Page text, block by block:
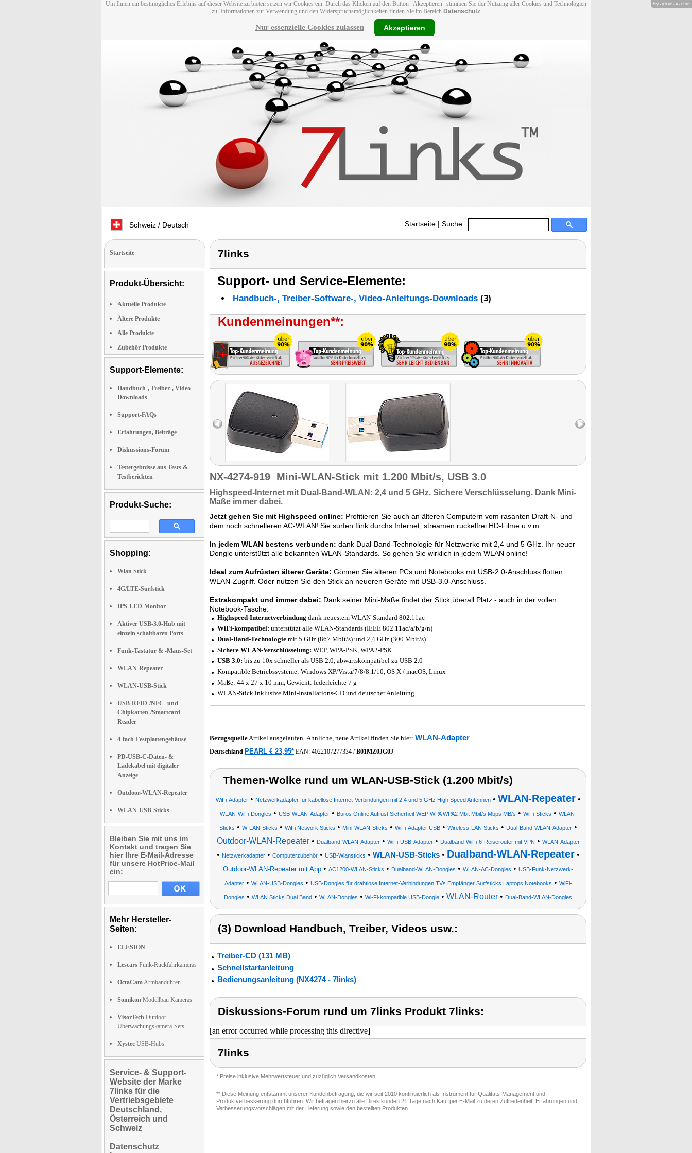
Um Ihnen ein bestmögliches Erlebnis auf dieser Website zu bieten setzen wir Cookies ein. Durch das Klicken auf den Button "Akzeptieren" stimmen Sie der Nutzung aller Cookies und Technologien
zu. Informationen zur Verwendung und den Widerspruchsmöglichkeiten finden Sie im Bereich Datenschutz
Nur essenzielle Cookies zulassen Akzeptieren
Schweiz / Deutsch Startseite | Suche:
Startseite
Produkt-Übersicht:
Aktuelle Produkte
Ältere Produkte
Alle Produkte
Zubehör Produkte
Support-Elemente:
Handbuch-, Treiber-, Video-
Downloads
Support-FAQs
Erfahrungen, Beiträge
Diskussions-Forum
Testergebnisse aus Tests &
Testberichten
Produkt-Suche:
Shopping:
Wlan Stick
4G/LTE-Surfstick
IPS-LED-Monitor
Aktiver USB-3.0-Hub mit
einzeln schaltbaren Ports
Funk-Tastatur & -Maus-Set
WLAN-Repeater
WLAN-USB-Stick
USB-RFID-/NFC- und
Chipkarten-/Smartcard-
Reader
4-fach-Festplattengehäuse
PD-USB-C-Daten- &
Ladekabel mit digitaler
Anzeige
Outdoor-WLAN-Repeater
WLAN-USB-Sticks
Bleiben Sie mit uns im
Kontakt und tragen Sie
hier Ihre E-Mail-Adresse
für unsere HotPrice-Mail
ein:
Mehr Hersteller-
Seiten:
ELESION
Lescars Funk-Rückfahrkameras
OctaCamArmbanduhren
Somikon Modellbau Kameras
VisorTech Outdoor-
Überwachungskamera-Sets
Xystec USB-Hubs
Service- & Support-
Website der Marke
7links für die
Vertriebsgebiete
Deutschland,
Österreich und
Schweiz
Datenschutz
7links
Support- und Service-Elemente:
Handbuch-, Treiber-Software-, Video-Anleitungs-Downloads (3)
Kundenmeinungen**:
NX-4274-919 Mini-WLAN-Stick mit 1.200 Mbit/s, USB 3.0
Highspeed-Internet mit Dual-Band-WLAN: 2,4 und 5 GHz. Sichere Verschlüsselung. Dank Mini-
Maße immer dabei.
Jetzt gehen Sie mit Highspeed online: Profitieren Sie auch an älteren Computern vom rasanten Draft-N- und
dem noch schnelleren AC-WLAN! Sie surfen flink durchs Internet, streamen ruckelfrei HD-Filme u.v.m.
In jedem WLAN bestens verbunden: dank Dual-Band-Technologie für Netzwerke mit 2,4 und 5 GHz. Ihr neuer
Dongle unterstützt alle bekannten WLAN-Standards. So gehen Sie wirklich in jedem WLAN online!
Ideal zum Aufrüsten älterer Geräte: Gönnen Sie älteren PCs und Notebooks mit USB-2.0-Anschluss flotten
WLAN-Zugriff. Oder nutzen Sie den Stick an neueren Geräte mit USB-3.0-Anschluss.
Extrakompakt und immer dabei: Dank seiner Mini-Maße findet der Stick überall Platz - auch in der vollen
Notebook-Tasche.
Highspeed-Internetverbindung dank neuestem WLAN-Standard 802.11ac
WiFi-kompatibel: unterstützt alle WLAN-Standards (IEEE 802.11ac/a/b/g/n)
Dual-Band-Technologie mit 5 GHz (867 Mbit/s) und 2,4 GHz (300 Mbit/s)
Sichere WLAN-Verschlüsselung: WEP, WPA-PSK, WPA2-PSK
USB 3.0: bis zu 10x schneller als USB 2.0, abwärtskompatibel zu USB 2.0
Kompatible Betriebssysteme: Windows XP/Vista/7/8/8.1/10, OS X / macOS, Linux
Maße: 44 x 27 x 10 mm, Gewicht: federleichte 7 g
WLAN-Stick inklusive Mini-Installations-CD und deutscher Anleitung
BezugsquelleArtikel ausgelaufen. Ähnliche, neue Artikel finden Sie hier: WLAN-Adapter
Deutschland PEARL € 23,95* EAN: 4022107277334 /B01MZ0JG0J
Themen-Wolke rund um WLAN-USB-Stick (1.200 Mbit/s)
WiFi-Adapter• Netzwerkadapter für kabellose Internet-Verbindungen mit 2,4 und 5 GHz High Speed Antennen• WLAN-Repeater•
WLAN-WiFi-Dongles • USB-WLAN-Adapter• Büros Online Aufrüst Sicherheit WEP WPA WPA2 Mbit Mbit/s Mbps MB/s • WiFi-Sticks • WLAN-
Sticks • W-LAN-Sticks • WiFi Network Sticks • Mini-WLAN-Sticks • WiFi-Adapter USB• Wireless-LAN Sticks • Dual-Band-WLAN-Adapter•
Outdoor-WLAN-Repeater• Dualband-WLAN-Adapter• WiFi-USB-Adapter• Dualband-WiFi-6-Reiserouter mit VPN • WLAN-Adapter
• Netzwerkadapter• Computerzubehör• USB-Wlansticks • WLAN-USB-Sticks• Dualband-WLAN-Repeater•
Outdoor-WLAN-Repeater mit App • AC1200-WLAN-Sticks • Dualband-WLAN-Dongles • WLAN-AC-Dongles • USB-Funk-Netzwerk-
Adapter• WLAN-USB-Dongles • USB-Dongles für drahtlose Internet-Verbindungen TVs Empfänger Surfsticks Laptops Notebooks • WiFi-
Dongles • WLAN Sticks Dual Band • WLAN-Dongles • Wi-Fi-kompatible USB-Dongle • WLAN-Router • Dual-Band-WLAN-Dongles
(3) Download Handbuch, Treiber, Videos usw.:
Treiber-CD (131 MB)
Schnellstartanleitung
Bedienungsanleitung (NX4274 - 7links)
Diskussions-Forum rund um 7links Produkt 7links:
[an error occurred while processing this directive]
7links
* Preise inklusive Mehrwertsteuer und zuzüglich Versandkosten
** Diese Meinung entstammt unserer Kundenbefragung, die wir seit 2010 kontinuierlich als Instrument für Qualitäts-Management und
Produktverbesserung durchführen. Wir befragen hierzu alle Direktkunden 21 Tage nach Kauf per E-Mail zu deren Zufriedenheit, Erfahrungen und
Verbesserungsvorschlägen mit der Lieferung sowie den bestellten Produkten.
Hy-phen-a-tion